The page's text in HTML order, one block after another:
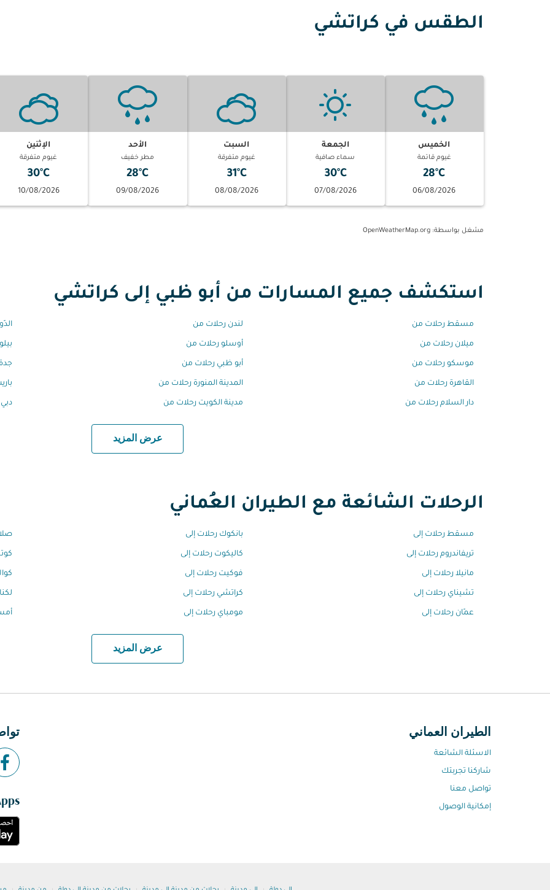
الطقس في كراتشي
الخميس
غيوم قاتمة
28°C
06/08/2026
الجمعة
سماء صافية
30°C
07/08/2026
السبت
غيوم متفرقة
31°C
08/08/2026
الأحد
مطر خفيف
28°C
09/08/2026
الإثنين
غيوم متفرقة
30°C
10/08/2026
مشغل بواسطة: OpenWeatherMap.org
استكشف جميع المسارات من أبو ظبي إلى كراتشي
مسقط رحلات من لندن رحلات من
ميلان رحلات من أوسلو رحلات من
موسكو رحلات من أبو ظبي رحلات من
القاهرة رحلات من المدينة المنورة رحلات من
دار السلام رحلات من مدينة الكويت رحلات من
عرض المزيد
الرحلات الشائعة مع الطيران العُماني
مسقط رحلات إلى بانكوك رحلات إلى
تريفاندروم رحلات إلى كاليكوت رحلات إلى
مانيلا رحلات إلى فوكيت رحلات إلى
تشيناي رحلات إلى كراتشي رحلات إلى
عمّان رحلات إلى مومباي رحلات إلى
عرض المزيد
الطيران العماني
الاسئلة الشائعة
شاركنا تجربتك
تواصل معنا
إمكانية الوصول